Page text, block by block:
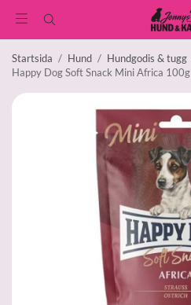
Startsida / Hund / Hundgodis & tugg
Happy Dog Soft Snack Mini Africa 100g